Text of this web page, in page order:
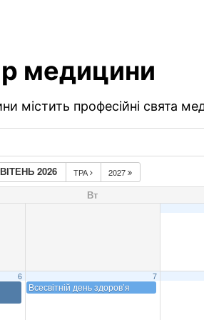
медицини
містить професійні свята
2026 ТРА 2027
Вт
6 7
Всесвітній день здоров’я